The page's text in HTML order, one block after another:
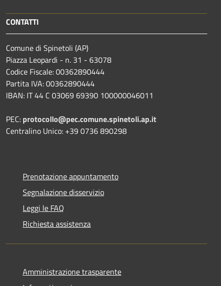
CONTATTI
Comune di Spinetoli (AP)
Piazza Leopardi - n. 31 - 63078
Codice Fiscale: 00362890444
Partita IVA: 00362890444
IBAN: IT 44 C 03069 69390 100000046011
PEC: protocollo@pec.comune.spinetoli.ap.it
Centralino Unico: +39 0736 890298
Prenotazione appuntamento
Segnalazione disservizio
Leggi le FAQ
Richiesta assistenza
Amministrazione trasparente